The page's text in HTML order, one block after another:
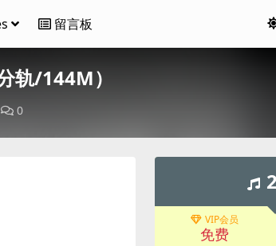
留言板
轨/144M）
0
2
VIP会员
免费